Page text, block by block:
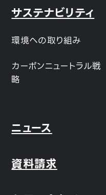
サステナビリティ
環境への取り組み
カーボンニュートラル戦
略
ニュース
資料請求